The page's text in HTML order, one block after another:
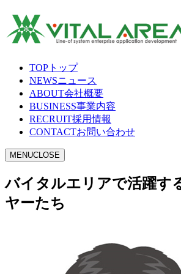
TOP トップ
NEWSニュース
ABOUT会社概要
BUSINESS事業内容
RECRUIT採用情報
CONTACTお問い合わせ
MENUCLOSE
バイタルエリアで活躍す
ヤーたち